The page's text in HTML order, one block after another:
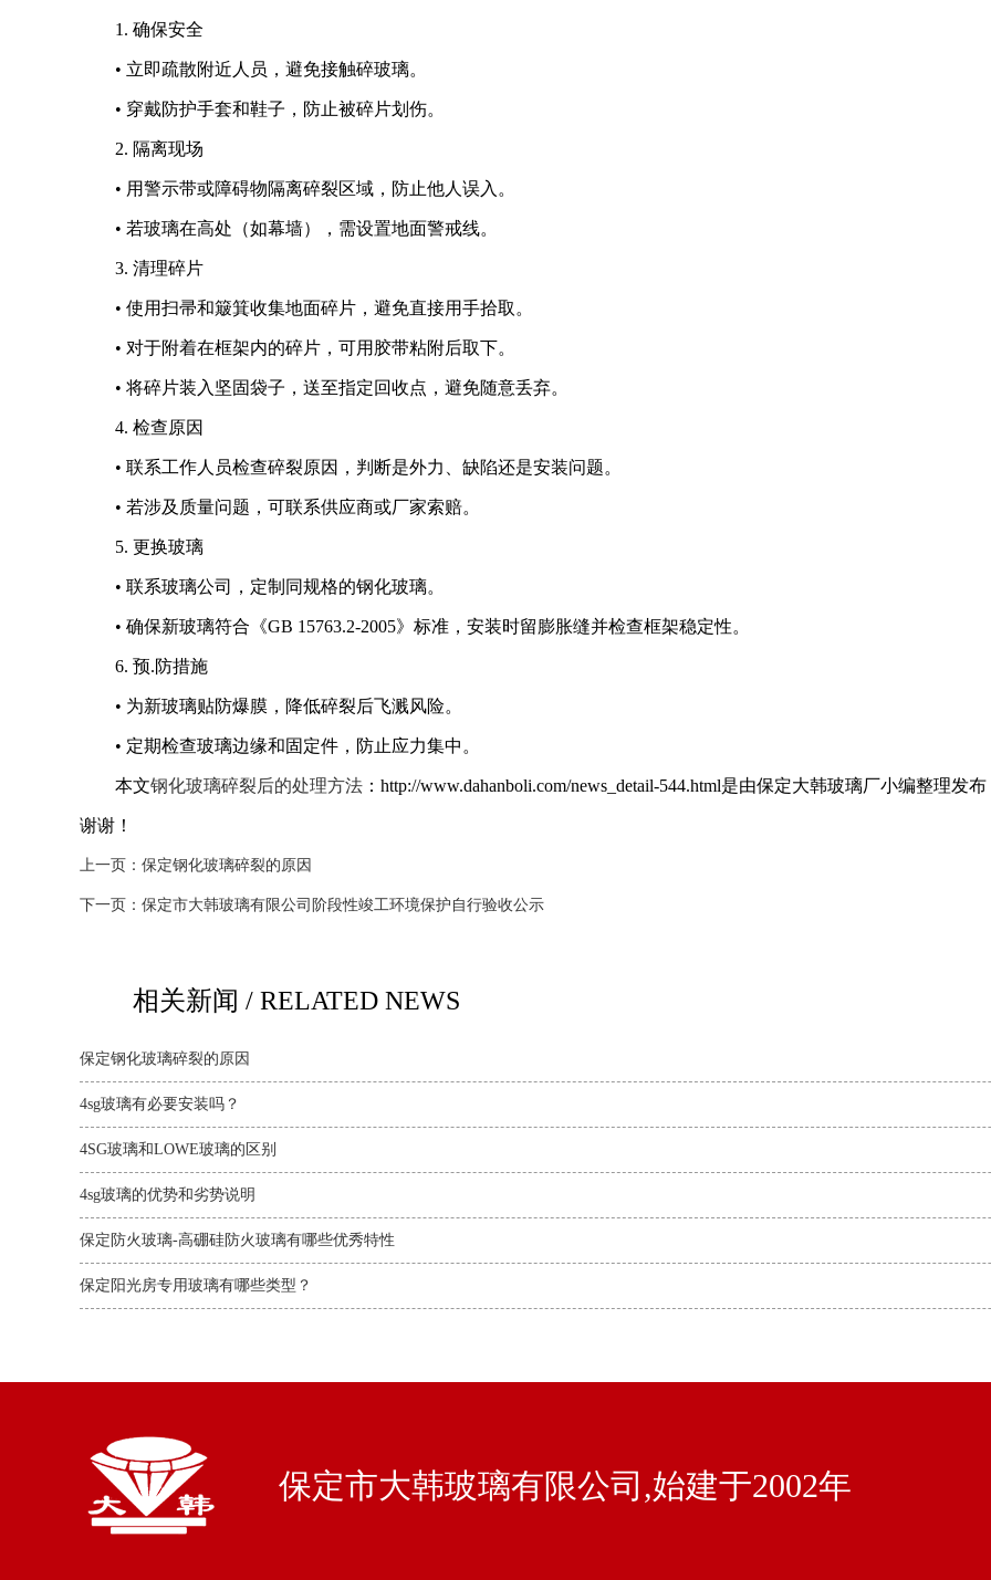
1. 确保安全
• 立即疏散附近人员，避免接触碎玻璃。
• 穿戴防护手套和鞋子，防止被碎片划伤。
2. 隔离现场
• 用警示带或障碍物隔离碎裂区域，防止他人误入。
• 若玻璃在高处（如幕墙），需设置地面警戒线。
3. 清理碎片
• 使用扫帚和簸箕收集地面碎片，避免直接用手拾取。
• 对于附着在框架内的碎片，可用胶带粘附后取下。
• 将碎片装入坚固袋子，送至指定回收点，避免随意丢弃。
4. 检查原因
• 联系工作人员检查碎裂原因，判断是外力、缺陷还是安装问题。
• 若涉及质量问题，可联系供应商或厂家索赔。
5. 更换玻璃
• 联系玻璃公司，定制同规格的钢化玻璃。
• 确保新玻璃符合《GB 15763.2-2005》标准，安装时留膨胀缝并检查框架稳定性。
6. 预.防措施
• 为新玻璃贴防爆膜，降低碎裂后飞溅风险。
• 定期检查玻璃边缘和固定件，防止应力集中。
本文钢化玻璃碎裂后的处理方法 ：http://www.dahanboli.com/news_detail-544.html是由保定大韩玻璃厂小编整理
谢谢！
上一页： 保定钢化玻璃碎裂的原因
下一页： 保定市大韩玻璃有限公司阶段性竣工环境保护自行验收公示
相关新闻 / RELATED NEWS
保定钢化玻璃碎裂的原因
4sg玻璃有必要安装吗？‌‌‌‌‌
4SG玻璃和LOWE玻璃的区别
4sg玻璃的优势和劣势说明
保定防火玻璃-高硼硅防火玻璃有哪些优秀特性
保定阳光房专用玻璃有哪些类型？
保定市大韩玻璃有限公司,始建于2002年